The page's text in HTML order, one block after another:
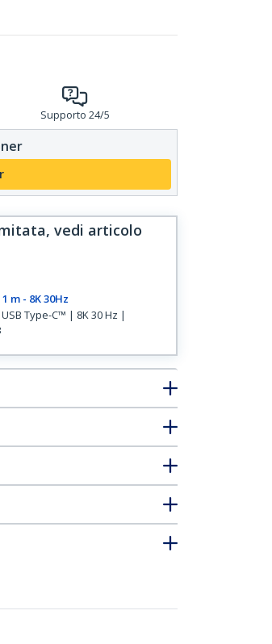
Supporto 24/5
vedi articolo
m - 8K 30Hz
Type-C™ | 8K 30 Hz |